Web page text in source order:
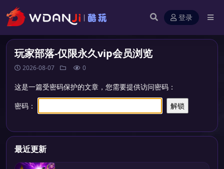
登录
玩家部落-仅限永久vip会员浏览
2026-08-07 0
这是一篇受密码保护的文章，您需要提供访问密码：
密码：
最近更新